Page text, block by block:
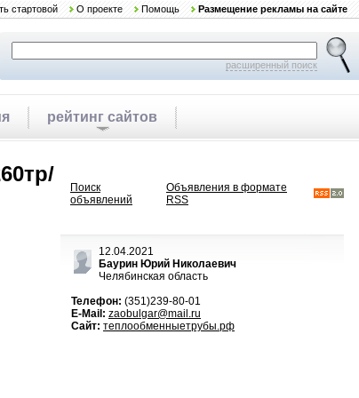
стартовой О проекте Помощь Размещение рекламы на сайте
расширенный поиск
рейтинг сайтов
Поиск
объявлений
Объявления в формате
RSS
12.04.2021
Баурин Юрий Николаевич
Челябинская область
Телефон: (351)239-80-01
E-Mail: zaobulgar@mail.ru
Сайт: теплообменныетрубы.рф